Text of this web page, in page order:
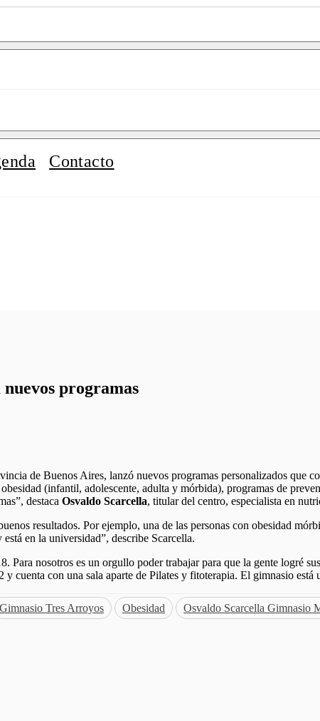
Contacto
programas
de Buenos Aires, lanzó nuevos programas personalizados que
(infantil, adolescente, adulta y mórbida), programas de
destaca Osvaldo Scarcella, titular del centro, especialista en
resultados. Por ejemplo, una de las personas con obesidad
en la universidad”, describe Scarcella.
Para nosotros es un orgullo poder trabajar para que la gente logré
cuenta con una sala aparte de Pilates y fitoterapia. El gimnasio está
Gimnasio Tres Arroyos Obesidad Osvaldo Scarcella Gimnasio